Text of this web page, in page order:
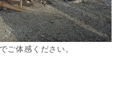
ご体感ください。